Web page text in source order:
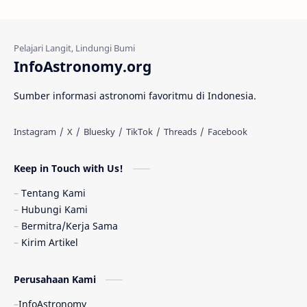
Gerhana Matahari
Quasar
Ulasan
Gelombang Gravitasi
InfoAstronomy.org
Sumber informasi astronomi favoritmu di Indonesia.
Keep in Touch with Us!
Tentang Kami
Hubungi Kami
Bermitra/Kerja Sama
Kirim Artikel
Perusahaan Kami
InfoAstronomy